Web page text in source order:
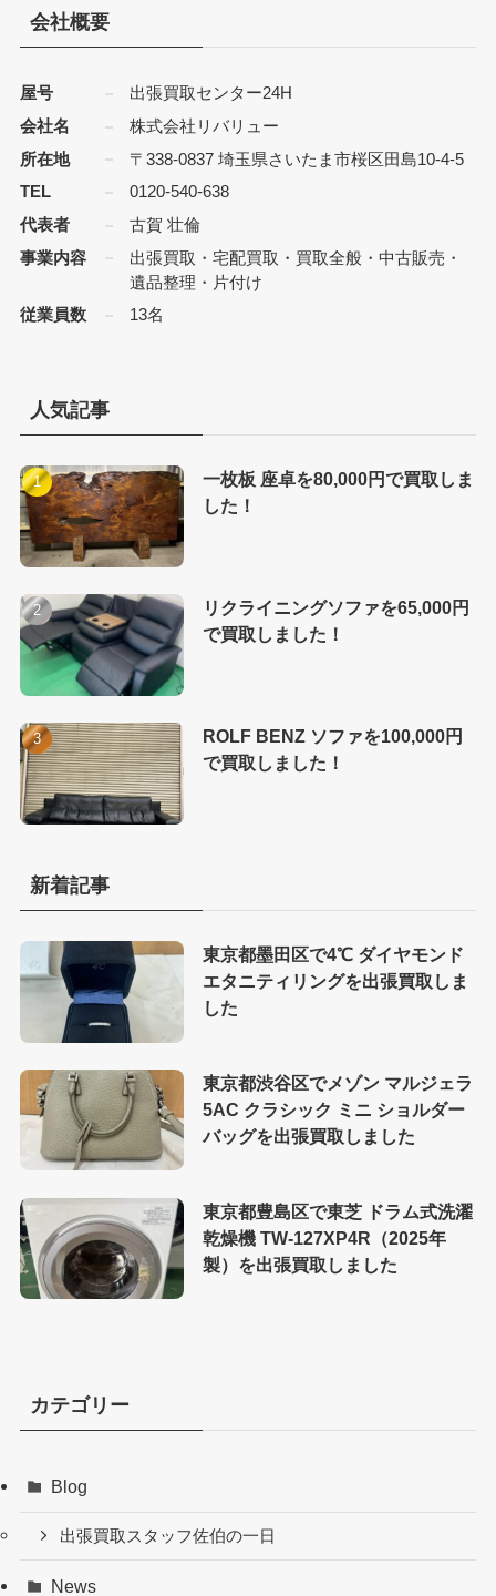
会社概要
屋号
出張買取センター24H
会社名
株式会社リバリュー
所在地
〒338-0837 埼玉県さいたま市桜区田島10-4-5
TEL
0120-540-638
代表者
古賀 壮倫
事業内容
出張買取・宅配買取・買取全般・中古販売・
遺品整理・片付け
従業員数
13名
人気記事
一枚板 座卓を80,000円で買取しま
した！
リクライニングソファを65,000円
で買取しました！
ROLF BENZ ソファを100,000円
で買取しました！
新着記事
東京都墨田区で4℃ ダイヤモンド
エタニティリングを出張買取しま
した
東京都渋谷区でメゾン マルジェラ
5AC クラシック ミニ ショルダー
バッグを出張買取しました
東京都豊島区で東芝 ドラム式洗濯
乾燥機 TW-127XP4R（2025年
製）を出張買取しました
カテゴリー
Blog
出張買取スタッフ佐伯の一日
News